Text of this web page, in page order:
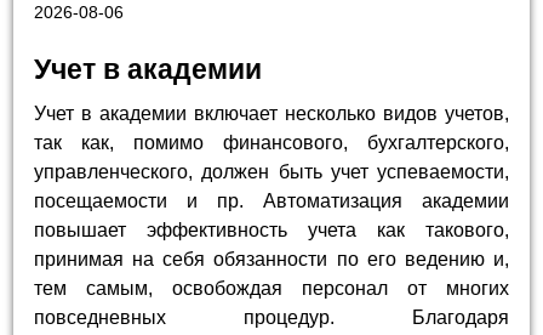
2026-08-06
Учет в академии
Учет в академии включает несколько видов учетов,
так как, помимо финансового, бухгалтерского,
управленческого, должен быть учет успеваемости,
посещаемости и пр. Автоматизация академии
повышает эффективность учета как такового,
принимая на себя обязанности по его ведению и,
тем самым, освобождая персонал от многих
повседневных процедур. Благодаря